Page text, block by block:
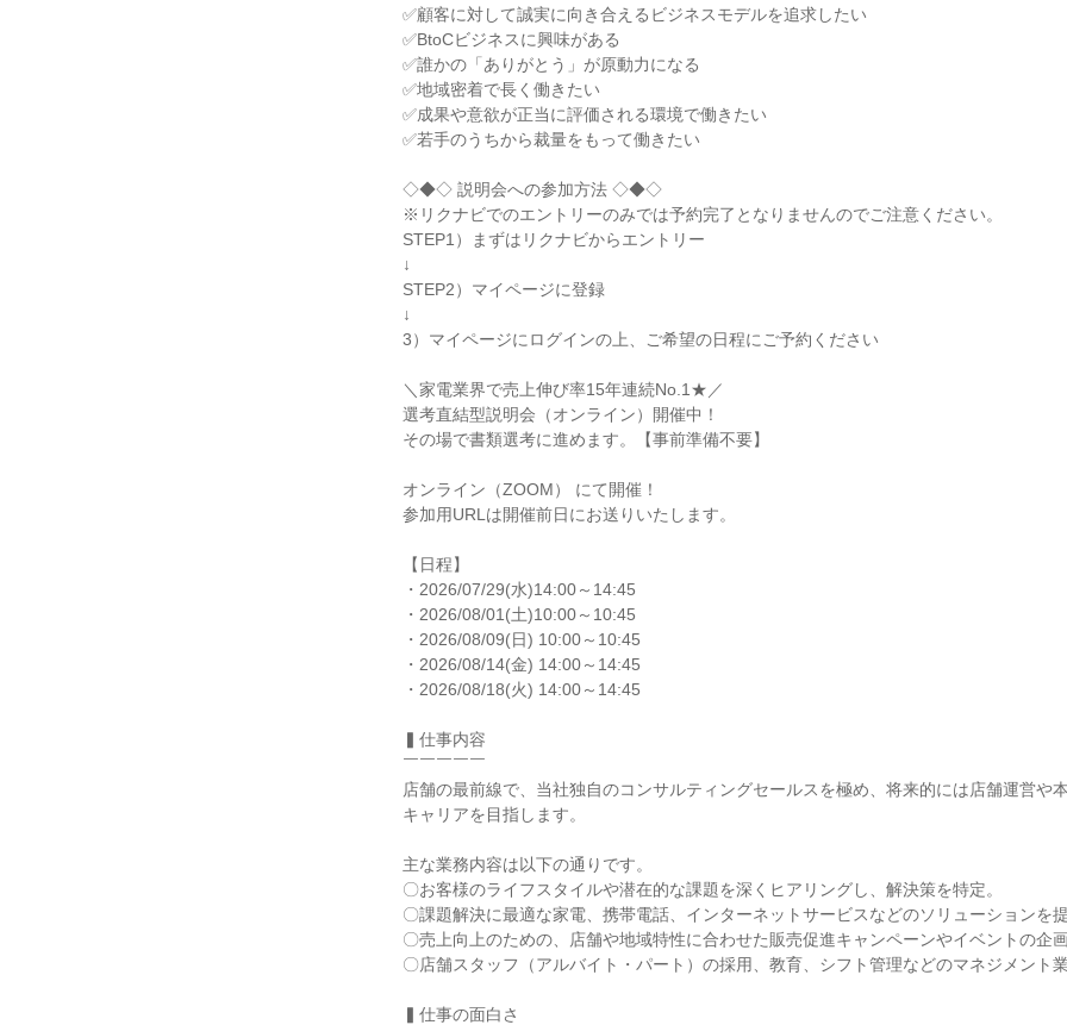
✅顧客に対して誠実に向き合えるビジネスモデルを追求したい
✅BtoCビジネスに興味がある
✅誰かの「ありがとう」が原動力になる
✅地域密着で長く働きたい
✅成果や意欲が正当に評価される環境で働きたい
✅若手のうちから裁量をもって働きたい
◇◆◇ 説明会への参加方法 ◇◆◇
※リクナビでのエントリーのみでは予約完了となりませんのでご注意ください。
STEP1）まずはリクナビからエントリー
↓
STEP2）マイページに登録
↓
3）マイページにログインの上、ご希望の日程にご予約ください
＼家電業界で売上伸び率15年連続No.1★／
選考直結型説明会（オンライン）開催中！
その場で書類選考に進めます。【事前準備不要】
オンライン（ZOOM） にて開催！
参加用URLは開催前日にお送りいたします。
【日程】
・2026/07/29(水)14:00～14:45
・2026/08/01(土)10:00～10:45
・2026/08/09(日) 10:00～10:45
・2026/08/14(金) 14:00～14:45
・2026/08/18(火) 14:00～14:45
▍仕事内容
￣￣￣￣￣
店舗の最前線で、当社独自のコンサルティングセールスを極め、将来的には店舗運営や
キャリアを目指します。
主な業務内容は以下の通りです。
〇お客様のライフスタイルや潜在的な課題を深くヒアリングし、解決策を特定。
〇課題解決に最適な家電、携帯電話、インターネットサービスなどのソリューションを提
〇売上向上のための、店舗や地域特性に合わせた販売促進キャンペーンやイベントの企画
〇店舗スタッフ（アルバイト・パート）の採用、教育、シフト管理などのマネジメント業
▍仕事の面白さ